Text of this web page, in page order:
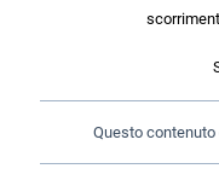
Questo